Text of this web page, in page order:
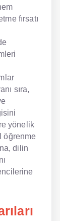
fırsatı
sıra,
yönelik
öğrenme
dilin